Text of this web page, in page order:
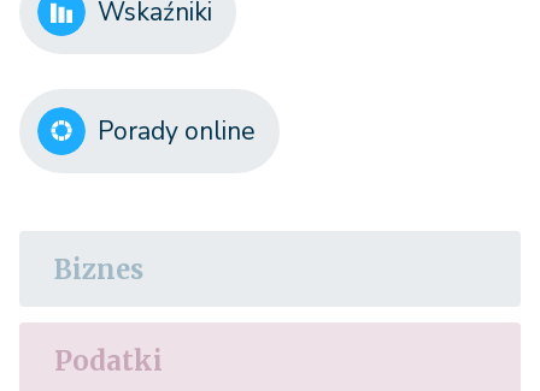
Wskaźniki
Porady online
Biznes
Podatki